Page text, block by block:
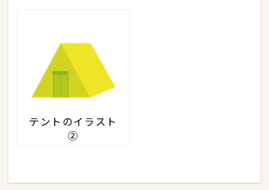
テントのイラスト
②